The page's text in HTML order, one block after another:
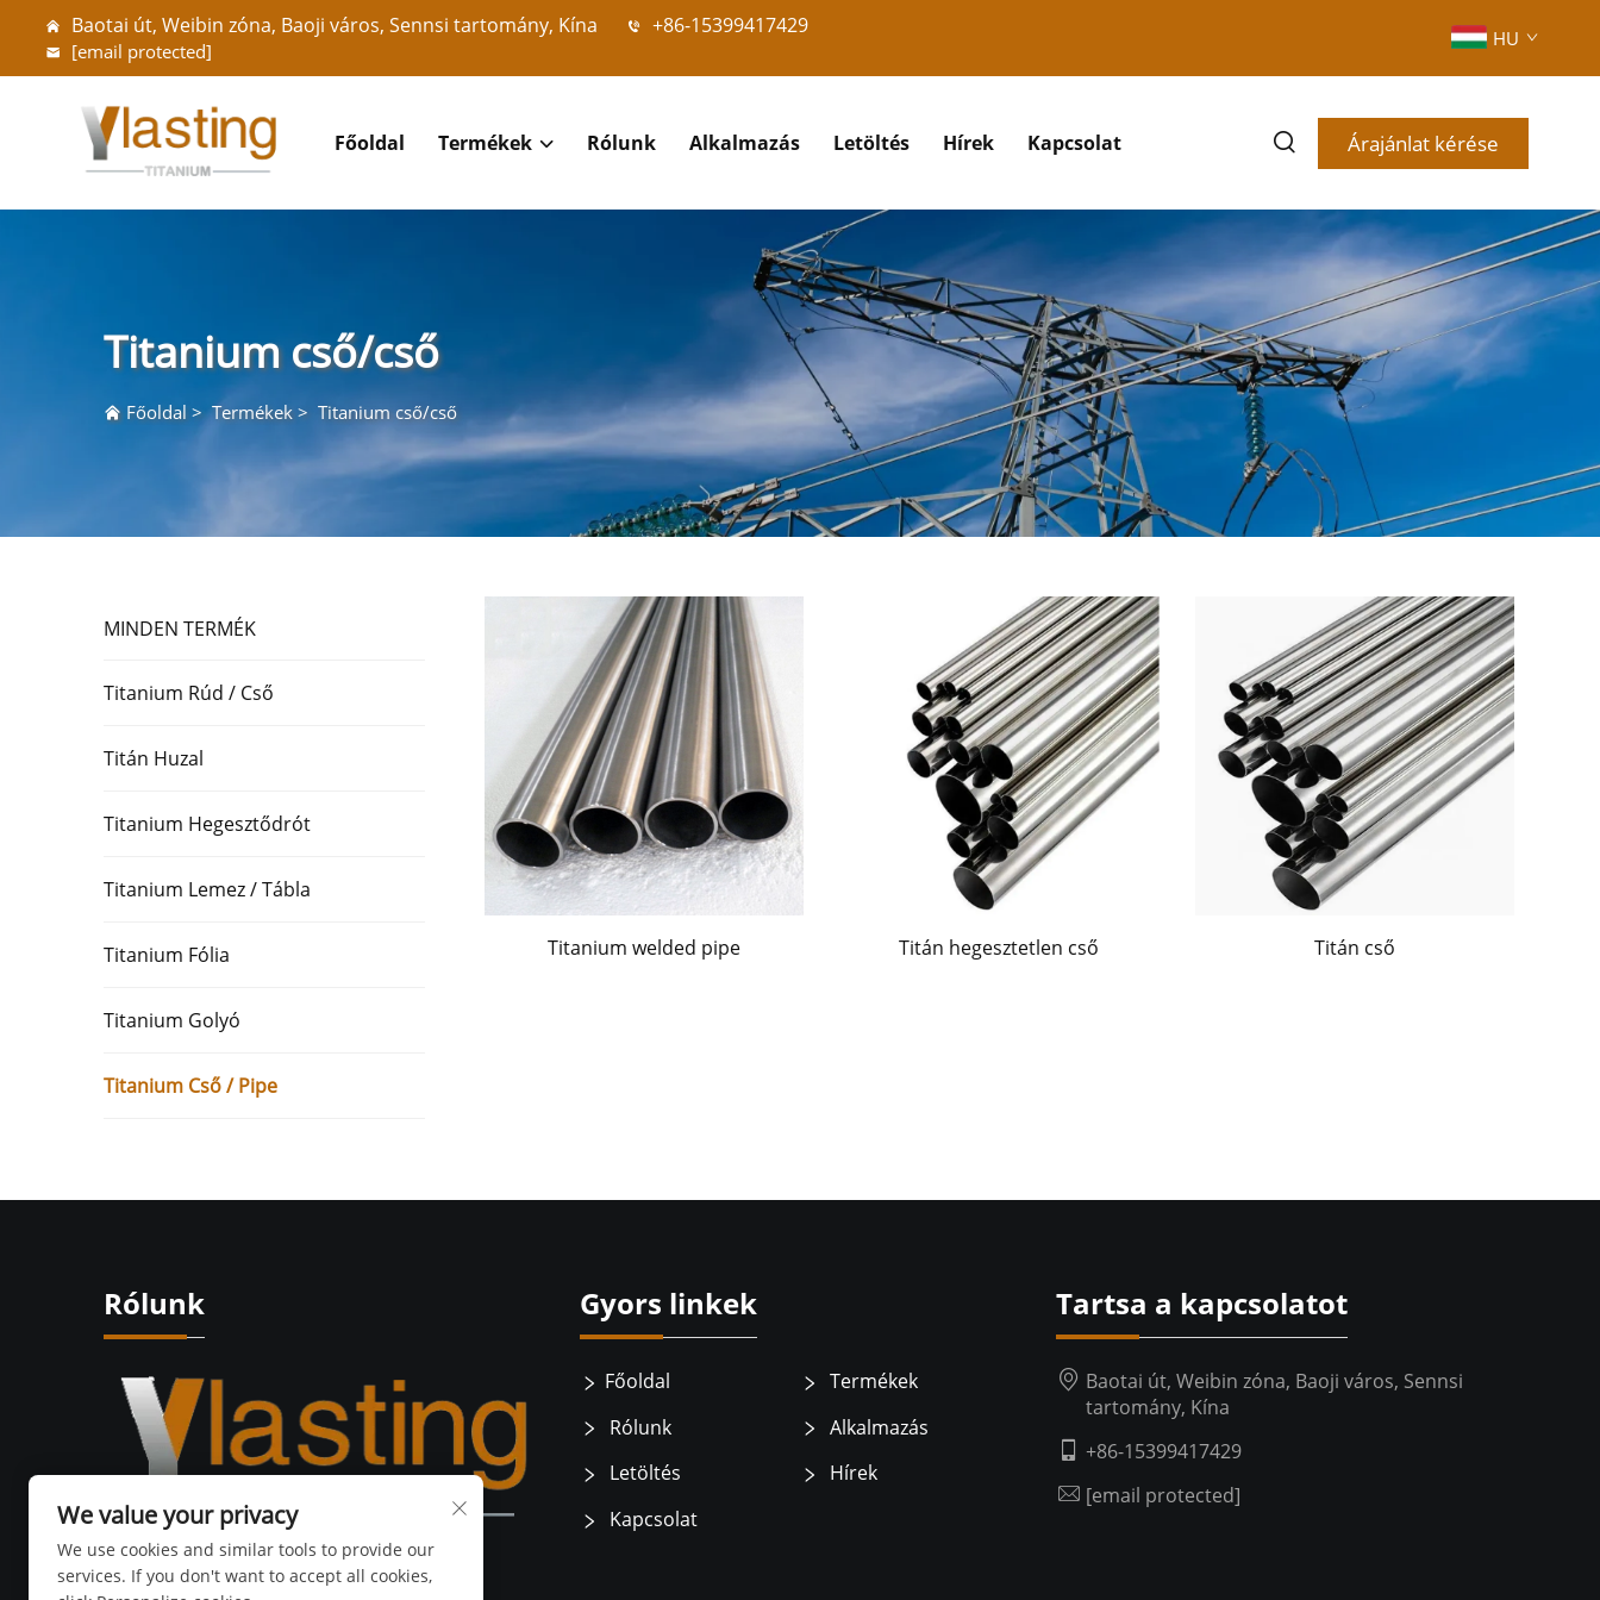
Baotai út, Weibin zóna, Baoji város, Sennsi tartomány, Kína +86-15399417429
[email protected]
HU
Főoldal Termékek Rólunk Alkalmazás Letöltés Hírek Kapcsolat Árajánlat kérése
Titanium cső/cső
Főoldal >Termékek > Titanium cső/cső
MINDEN TERMÉK
Titanium Rúd / Cső
Titán Huzal
Titanium Hegesztődrót
Titanium Lemez / Tábla
Titanium Fólia
Titanium Golyó
Titanium Cső / Pipe
Titanium welded pipe Titán hegesztetlen cső Titán cső
Rólunk Gyors linkek
Főoldal
Termékek
Rólunk
Alkalmazás
Letöltés
Hírek
Kapcsolat
Tartsa a kapcsolatot
Baotai út, Weibin zóna, Baoji város, Sennsi
tartomány, Kína
+86-15399417429
[email protected]
We value your privacy
We use cookies and similar tools to provide our
services. If you don't want to accept all cookies,